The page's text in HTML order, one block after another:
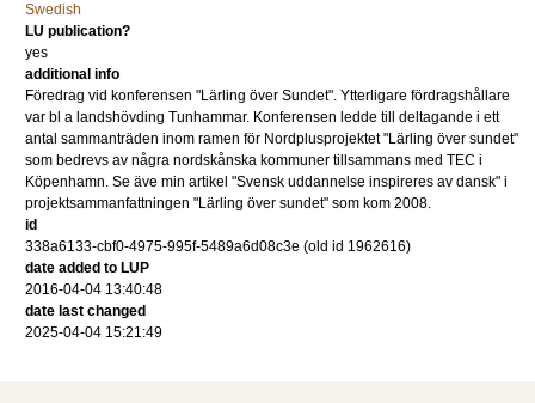
Swedish
LU publication?
yes
additional info
Föredrag vid konferensen "Lärling över Sundet". Ytterligare fördragshållare
var bl a landshövding Tunhammar. Konferensen ledde till deltagande i ett
antal sammanträden inom ramen för Nordplusprojektet "Lärling över sundet"
som bedrevs av några nordskånska kommuner tillsammans med TEC i
Köpenhamn. Se äve min artikel "Svensk uddannelse inspireres av dansk" i
projektsammanfattningen "Lärling över sundet" som kom 2008.
id
338a6133-cbf0-4975-995f-5489a6d08c3e (old id 1962616)
date added to LUP
2016-04-04 13:40:48
date last changed
2025-04-04 15:21:49